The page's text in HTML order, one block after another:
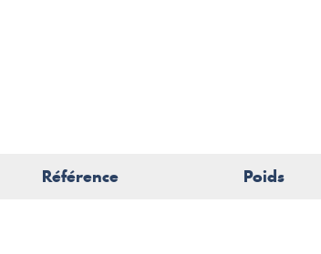
Référence Poids